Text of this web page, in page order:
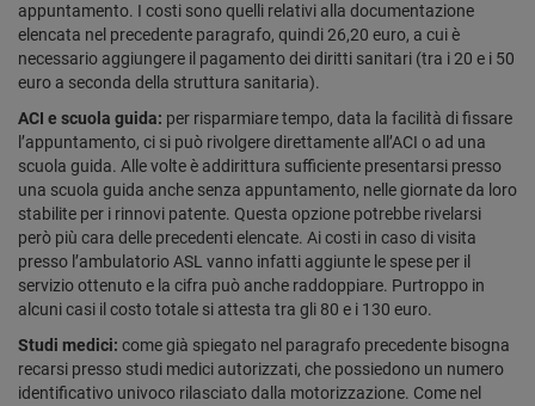
appuntamento. I costi sono quelli relativi alla documentazione
elencata nel precedente paragrafo, quindi 26,20 euro, a cui è
necessario aggiungere il pagamento dei diritti sanitari (tra i 20 e i 50
euro a seconda della struttura sanitaria).
ACI e scuola guida: per risparmiare tempo, data la facilità di fissare
l’appuntamento, ci si può rivolgere direttamente all’ACI o ad una
scuola guida. Alle volte è addirittura sufficiente presentarsi presso
una scuola guida anche senza appuntamento, nelle giornate da loro
stabilite per i rinnovi patente. Questa opzione potrebbe rivelarsi
però più cara delle precedenti elencate. Ai costi in caso di visita
presso l’ambulatorio ASL vanno infatti aggiunte le spese per il
servizio ottenuto e la cifra può anche raddoppiare. Purtroppo in
alcuni casi il costo totale si attesta tra gli 80 e i 130 euro.
Studi medici: come già spiegato nel paragrafo precedente bisogna
recarsi presso studi medici autorizzati, che possiedono un numero
identificativo univoco rilasciato dalla motorizzazione. Come nel